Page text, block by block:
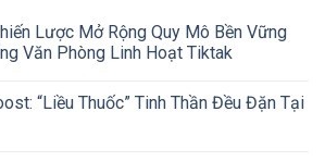
Lược Mở Rộng Quy Mô Bền Vững
Văn Phòng Linh Hoạt Tiktak
“Liều Thuốc” Tinh Thần Đều Đặn Tại